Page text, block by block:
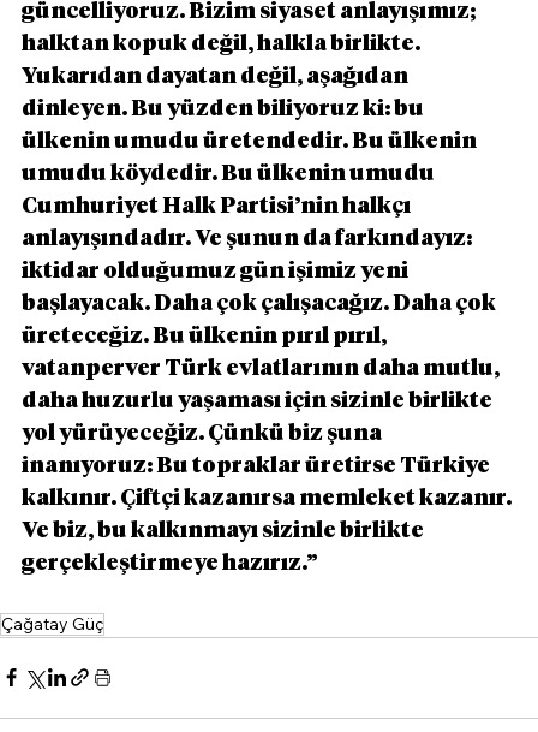
güncelliyoruz. Bizim siyaset anlayışımız;
halktan kopuk değil, halkla birlikte.
Yukarıdan dayatan değil, aşağıdan
dinleyen. Bu yüzden biliyoruz ki: bu
ülkenin umudu üretendedir. Bu ülkenin
umudu köydedir. Bu ülkenin umudu
Cumhuriyet Halk Partisi’nin halkçı
anlayışındadır. Ve şunun da farkındayız:
iktidar olduğumuz gün işimiz yeni
başlayacak. Daha çok çalışacağız. Daha çok
üreteceğiz. Bu ülkenin pırıl pırıl,
vatanperver Türk evlatlarının daha mutlu,
daha huzurlu yaşaması için sizinle birlikte
yol yürüyeceğiz. Çünkü biz şuna
inanıyoruz: Bu topraklar üretirse Türkiye
kalkınır. Çiftçi kazanırsa memleket kazanır.
Ve biz, bu kalkınmayı sizinle birlikte
gerçekleştirmeye hazırız.”
Çağatay Güç